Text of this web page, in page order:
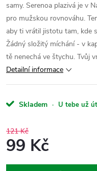
samy. Serenoa plazivá je v
pro mužskou rovnováhu.
aby ti vrátil jistotu tam, kde
Žádný složitý míchání - v
tě nenechá ve štychu. Tvůj
Detailní informace
Skladem · U tebe už
121 Kč
99 Kč